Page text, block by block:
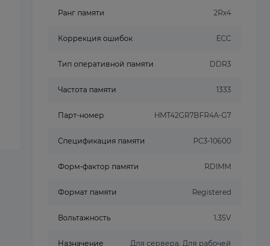
Ранг памяти 2Rx4
Коррекция ошибок ECC
Тип оперативной памяти DDR3
Частота памяти 1333
Парт-номер HMT42GR7BFR4A-G7
Спецификация памяти PC3-10600
Форм-фактор памяти RDIMM
Формат памяти Registered
Вольтажность 1.35V
Назначение
Для сервера, Для рабочей